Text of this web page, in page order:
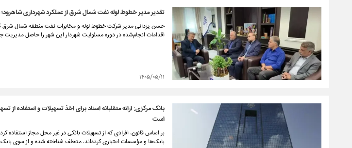
تقدیر مدیر خطوط لوله نفت شمال شرق از عملکرد شهرداری
حسن یزدانی مدیر شرکت خطوط لوله و مخابرات نفت منطقه شمال شرق
اقدامات انجام‌شده در دوره مسئولیت شهردار این شهر را حاصل
۱۴۰۵/۰۵/۱۱
بانک مرکزی: ارائه متقلبانه اسناد برای اخذ تسهیلات و استفاده از
است
بر اساس قانون، افرادی که از تسهیلات بانکی در غیر محل مجاز استفاده
بانک‌ها و مؤسسات اعتباری کرده‌اند، متخلف شناخته شده و از سوی